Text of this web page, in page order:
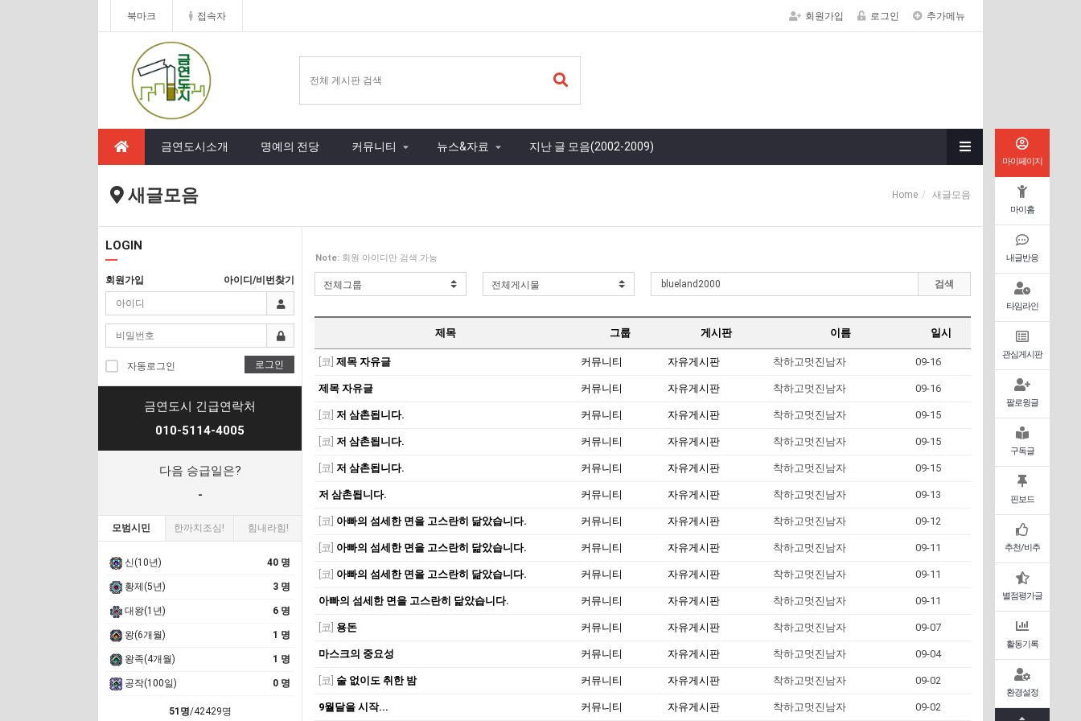
북마크 접속자 회원가입 로그인 추가메뉴
금연도시소개 명예의 전당 커뮤니티 뉴스&자료 지난 글 모음(2002-2009)
새글모음 Home 새글모음
마이페이지
마이홈
내글반응
타임라인
관심게시판
팔로윙글
구독글
핀보드
추천/비추
별점평가글
활동기록
환경설정
LOGIN
회원가입 아이디/비번찾기
자동로그인 로그인
금연도시 긴급연락처
010-5114-4005
다음 승급일은?
-
모범시민 한까치조심! 힘내라힘!
신(10년) 40 명
황제(5년) 3 명
대왕(1년) 6 명
왕(6개월) 1 명
왕족(4개월) 1 명
공작(100일) 0 명
51명/42429명
Note: 회원 아이디만 검색 가능
검색
제목 그룹 게시판 이름 일시
[코] 제목 자유글 커뮤니티 자유게시판 착하고멋진남자 09-16
제목 자유글 커뮤니티 자유게시판 착하고멋진남자 09-16
[코] 저 삼촌됩니다. 커뮤니티 자유게시판 착하고멋진남자 09-15
[코] 저 삼촌됩니다. 커뮤니티 자유게시판 착하고멋진남자 09-15
[코] 저 삼촌됩니다. 커뮤니티 자유게시판 착하고멋진남자 09-15
저 삼촌됩니다. 커뮤니티 자유게시판 착하고멋진남자 09-13
[코] 아빠의 섬세한 면을 고스란히 닮았습니다. 커뮤니티 자유게시판 착하고멋진남자 09-12
[코] 아빠의 섬세한 면을 고스란히 닮았습니다. 커뮤니티 자유게시판 착하고멋진남자 09-11
[코] 아빠의 섬세한 면을 고스란히 닮았습니다. 커뮤니티 자유게시판 착하고멋진남자 09-11
아빠의 섬세한 면을 고스란히 닮았습니다. 커뮤니티 자유게시판 착하고멋진남자 09-11
[코] 용돈 커뮤니티 자유게시판 착하고멋진남자 09-07
마스크의 중요성 커뮤니티 자유게시판 착하고멋진남자 09-04
[코] 술 없이도 취한 밤 커뮤니티 자유게시판 착하고멋진남자 09-02
9월달을 시작... 커뮤니티 자유게시판 착하고멋진남자 09-02